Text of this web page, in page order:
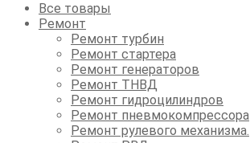
Все товары
Ремонт
Ремонт турбин
Ремонт стартера
Ремонт генераторов
Ремонт ТНВД
Ремонт гидроцилиндров
Ремонт пневмокомпрессора
Ремонт рулевого механизма.